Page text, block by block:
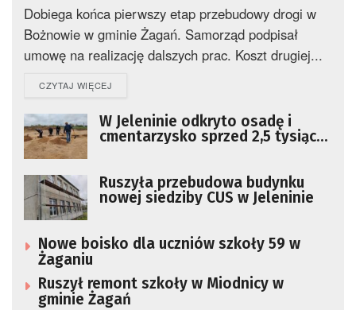
Dobiega końca pierwszy etap przebudowy drogi w
Bożnowie w gminie Żagań. Samorząd podpisał
umowę na realizację dalszych prac. Koszt drugiej...
CZYTAJ WIĘCEJ
W Jeleninie odkryto osadę i
cmentarzysko sprzed 2,5 tysiąca
Ruszyła przebudowa budynku
nowej siedziby CUS w Jeleninie
Nowe boisko dla uczniów szkoły 59 w
Żaganiu
Ruszył remont szkoły w Miodnicy w
gminie Żagań